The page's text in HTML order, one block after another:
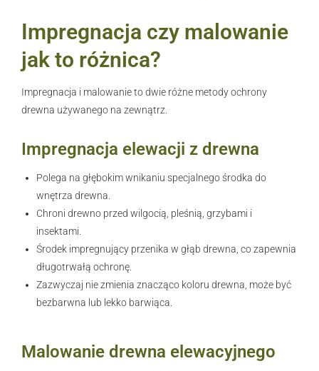
Impregnacja czy malowanie
jak to różnica?
Impregnacja i malowanie to dwie różne metody ochrony
drewna używanego na zewnątrz.
Impregnacja elewacji z drewna
Polega na głębokim wnikaniu specjalnego środka do
wnętrza drewna.
Chroni drewno przed wilgocią, pleśnią, grzybami i
insektami.
Środek impregnujący przenika w głąb drewna, co zapewnia
długotrwałą ochronę.
Zazwyczaj nie zmienia znacząco koloru drewna, może być
bezbarwna lub lekko barwiąca.
Malowanie drewna elewacyjnego